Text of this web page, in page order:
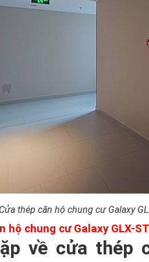
Cửa thép căn hộ chung cư Galaxy
hộ chung cư Galaxy GLX-
về cửa thép